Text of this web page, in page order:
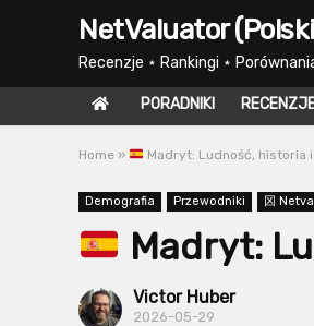
NetValuator
Recenzje ⋆ Rankingi ⋆
PORADNIKI
Home » Madryt: Ludność, historia
Demografia Przewodniki 龱
Madryt:
Victor Huber
2026-05-29